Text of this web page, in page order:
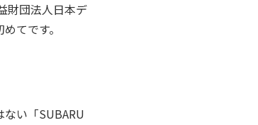
財団法人日本デ
てです。
い「SUBARU